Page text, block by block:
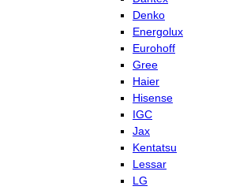
Denko
Energolux
Eurohoff
Gree
Haier
Hisense
IGC
Jax
Kentatsu
Lessar
LG